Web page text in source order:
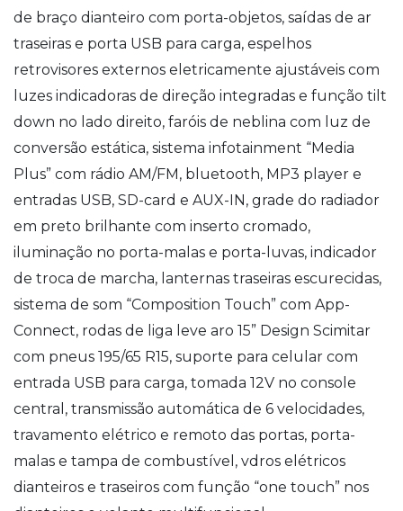
de braço dianteiro com porta-objetos, saídas de ar
traseiras e porta USB para carga, espelhos
retrovisores externos eletricamente ajustáveis com
luzes indicadoras de direção integradas e função tilt
down no lado direito, faróis de neblina com luz de
conversão estática, sistema infotainment “Media
Plus” com rádio AM/FM, bluetooth, MP3 player e
entradas USB, SD-card e AUX-IN, grade do radiador
em preto brilhante com inserto cromado,
iluminação no porta-malas e porta-luvas, indicador
de troca de marcha, lanternas traseiras escurecidas,
sistema de som “Composition Touch” com App-
Connect, rodas de liga leve aro 15” Design Scimitar
com pneus 195/65 R15, suporte para celular com
entrada USB para carga, tomada 12V no console
central, transmissão automática de 6 velocidades,
travamento elétrico e remoto das portas, porta-
malas e tampa de combustível, vdros elétricos
dianteiros e traseiros com função “one touch” nos